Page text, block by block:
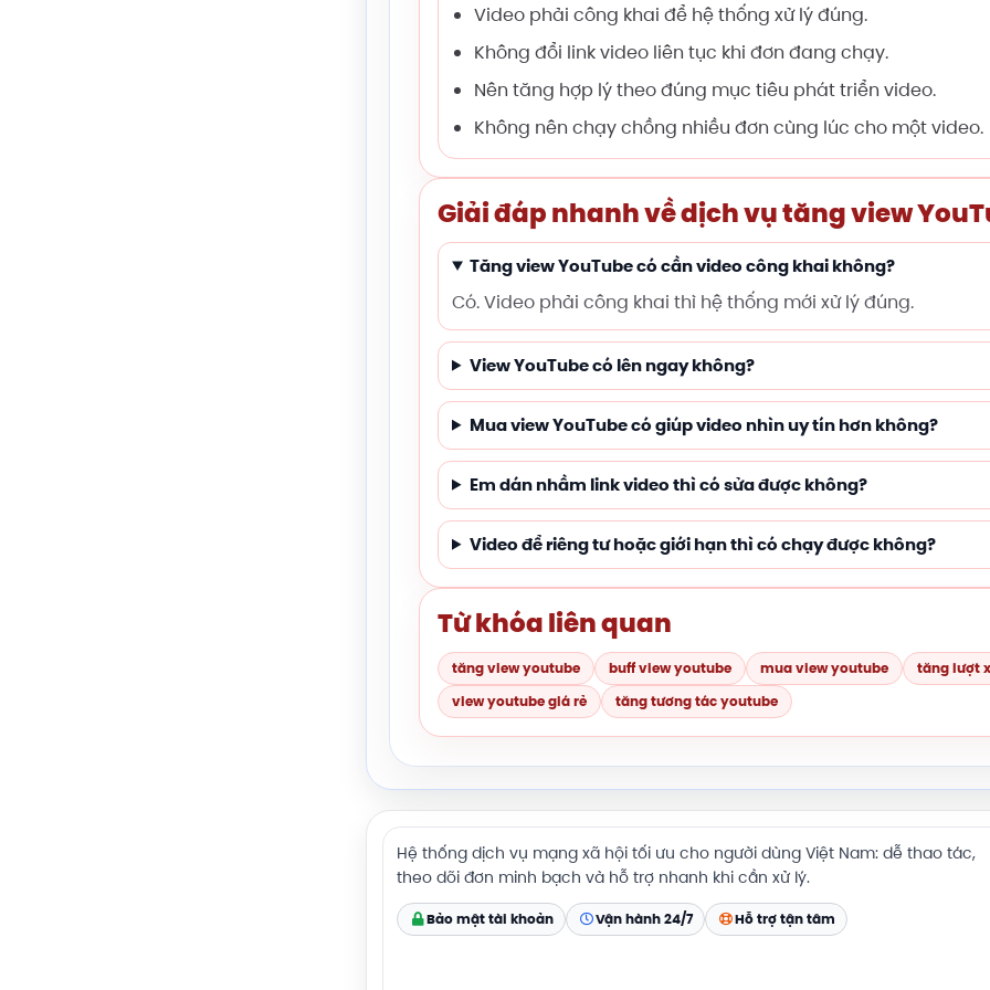
Video phải công khai để hệ thống xử lý đúng.
Không đổi link video liên tục khi đơn đang chạy.
Nên tăng hợp lý theo đúng mục tiêu phát triển video.
Không nên chạy chồng nhiều đơn cùng lúc cho một video.
Giải đáp nhanh về dịch vụ tăng view
Tăng view YouTube có cần video công khai không?
Có. Video phải công khai thì hệ thống mới xử lý đúng.
View YouTube có lên ngay không?
Mua view YouTube có giúp video nhìn uy tín hơn không?
Em dán nhầm link video thì có sửa được không?
Video để riêng tư hoặc giới hạn thì có chạy được không?
Từ khóa liên quan
tăng view youtube buff view youtube mua view youtube
tăng lượt
view youtube giá rẻ
tăng tương tác youtube
Hệ thống dịch vụ mạng xã hội tối ưu cho người dùng Việt Nam: dễ thao tác,
theo dõi đơn minh bạch và hỗ trợ nhanh khi cần xử lý.
Bảo mật tài khoản Vận hành 24/7 Hỗ trợ tận tâm